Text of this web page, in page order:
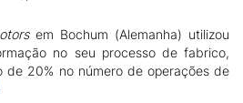
em Bochum (Alemanha) utilizou
no seu processo de fabrico,
de 20% no número de operações de